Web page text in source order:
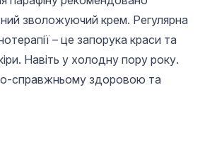
зволожуючий крем. Регулярна
– це запорука краси та
Навіть у холодну пору року.
справжньому здоровою та